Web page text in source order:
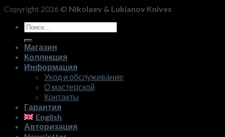
Copyright 2026 © Nikolaev & Lukianov Knives
Искать:
Магазин
Коллекция
Информация
Уход и обслуживание
О мастерской
Контакты
Гарантия
English
Авторизация